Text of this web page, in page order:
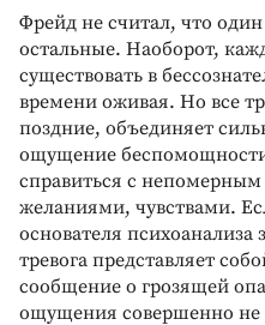
Фрейд не считал, что
остальные. Наоборот,
существовать в
времени оживая. Но все
поздние, объединяет
ощущение
справиться с
желаниями, чувствами.
основателя
тревога представляет
сообщение о грозящей
ощущения совершенно не